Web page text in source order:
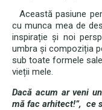
Această pasiune
cu munca mea de
inspirație și noi
umbra și compoziția
sub toate formele
vieții mele.
Dacă acum ar veni
mă fac arhitect!”, ce